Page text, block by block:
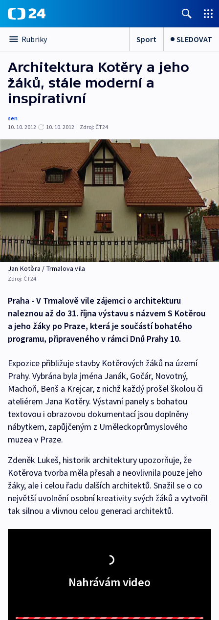
Rubriky Sport SLEDOVAT
Architektura Kotěry a jeho
žáků, stále moderní a
inspirativní
sen
10. 10. 2012
10. 10. 2012 | Zdroj: ČT24
Jan Kotěra / Trmalova vila
Zdroj: ČT24
Praha - V Trmalově vile zájemci o architekturu
naleznou až do 31. října výstavu s názvem S Kotěrou
a jeho žáky po Praze, která je součástí bohatého
programu, připraveného v rámci Dnů Prahy 10.
Expozice přibližuje stavby Kotěrových žáků na území
Prahy. Vybrána byla jména Janák, Gočár, Novotný,
Machoň, Benš a Krejcar, z nichž každý prošel školou či
ateliérem Jana Kotěry. Výstavní panely s bohatou
textovou i obrazovou dokumentací jsou doplněny
nábytkem, zapůjčeným z Uměleckoprůmyslového
muzea v Praze.
Zdeněk Lukeš, historik architektury upozorňuje, že
Kotěrova tvorba měla přesah a neovlivnila pouze jeho
žáky, ale i celou řadu dalších architektů. Snažil se o co
největší uvolnění osobní kreativity svých žáků a vytvořil
tak silnou a vlivnou celou generaci architektů.
Nahrávám video